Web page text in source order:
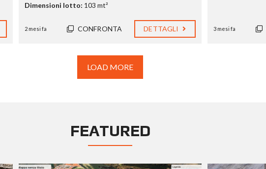
Dimensioni lotto: 103 mt²
2 mesi fa CONFRONTA DETTAGLI 3 mesi fa
LOAD MORE
FEATURED